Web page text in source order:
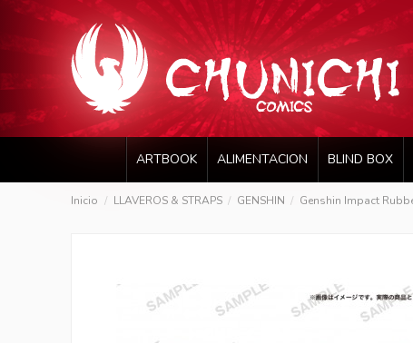
ARTBOOK ALIMENTACION BLIND BOX
Inicio LLAVEROS & STRAPS GENSHIN Genshin Impact